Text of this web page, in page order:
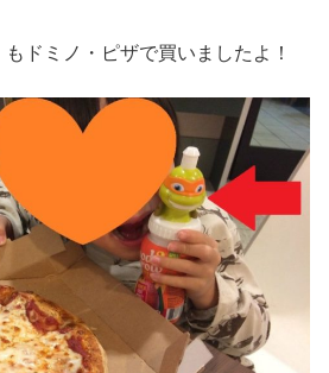
もドミノ・ピザで買いましたよ！